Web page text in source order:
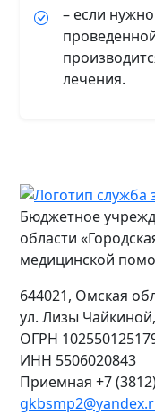
– если
лечения.
Бюджетное
области
медицинской
644021, Омская
ул. Лизы
ОГРН
ИНН 5506020843
Приемная +7